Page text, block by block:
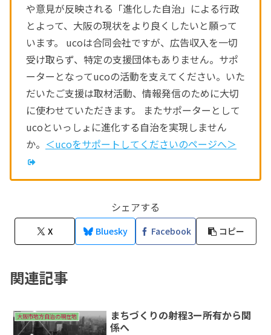
や意見が反映される「進化した自治」による行政
とよって、大阪の現状をより良くしたいと願って
います。 ucoは合同会社ですが、広告収入を一切
受け取らず、特定の支援団体もありません。サポ
ーターとなってucoの活動を支えてください。いた
だいたご支援は取材活動、情報発信のために大切
に使わせていただきます。 またサポーターとして
ucoといっしょに進化する自治を実現しません
か。 ＜ucoをサポートしてくださいのページへ＞
シェアする
X Bluesky Facebook コピー
関連記事
大阪市地方自治の現在地
まちづくりの射程3ー所有から関
係へ